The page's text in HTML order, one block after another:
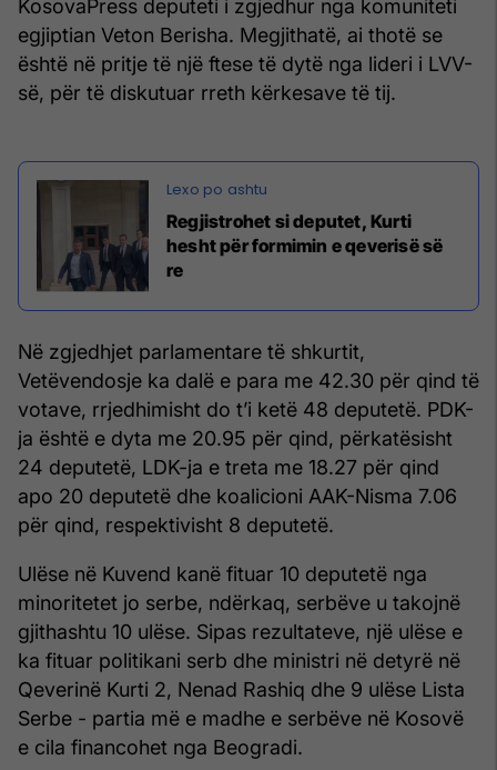
KosovaPress deputeti i zgjedhur nga komuniteti
egjiptian Veton Berisha. Megjithatë, ai thotë se
është në pritje të një ftese të dytë nga lideri i LVV-
së, për të diskutuar rreth kërkesave të tij.
Regjistrohet si deputet, Kurti
hesht për formimin e qeverisë së
re
Në zgjedhjet parlamentare të shkurtit,
Vetëvendosje ka dalë e para me 42.30 për qind të
votave, rrjedhimisht do t’i ketë 48 deputetë. PDK-
ja është e dyta me 20.95 për qind, përkatësisht
24 deputetë, LDK-ja e treta me 18.27 për qind
apo 20 deputetë dhe koalicioni AAK-Nisma 7.06
për qind, respektivisht 8 deputetë.
Ulëse në Kuvend kanë fituar 10 deputetë nga
minoritetet jo serbe, ndërkaq, serbëve u takojnë
gjithashtu 10 ulëse. Sipas rezultateve, një ulëse e
ka fituar politikani serb dhe ministri në detyrë në
Qeverinë Kurti 2, Nenad Rashiq dhe 9 ulëse Lista
Serbe - partia më e madhe e serbëve në Kosovë
e cila financohet nga Beogradi.